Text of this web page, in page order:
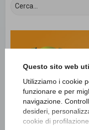
Questo sito web
Utilizziamo i cookie
funzionare e per
navigazione.
desideri,
cookie di